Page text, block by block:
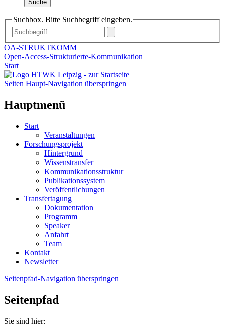
Suche
Suchbox. Bitte Suchbegriff eingeben.
OA-STRUKTKOMM
Open-Access-Strukturierte-Kommunikation
Start
Seiten Haupt-Navigation überspringen
Hauptmenü
Start
Veranstaltungen
Forschungsprojekt
Hintergrund
Wissenstransfer
Kommunikationsstruktur
Publikationssystem
Veröffentlichungen
Transfertagung
Dokumentation
Programm
Speaker
Anfahrt
Team
Kontakt
Newsletter
Seitenpfad-Navigation überspringen
Seitenpfad
Sie sind hier: